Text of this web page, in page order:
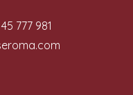
777 981